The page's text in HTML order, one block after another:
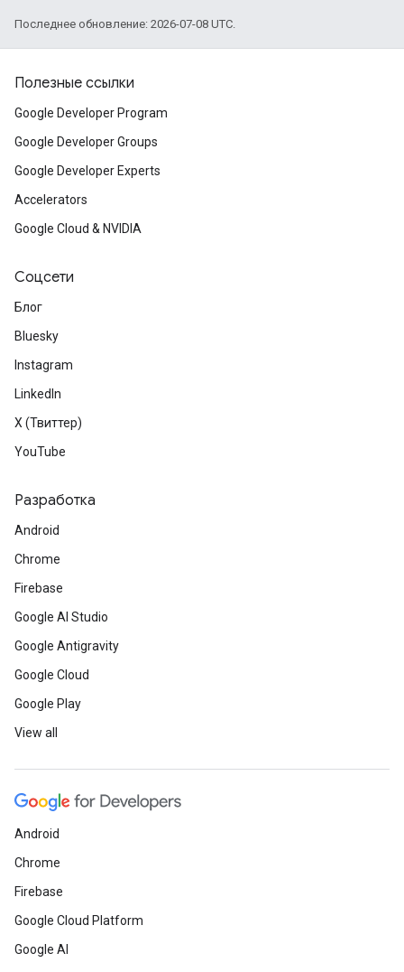
Последнее обновление: 2026-07-08 UTC.
Полезные ссылки
Google Developer Program
Google Developer Groups
Google Developer Experts
Accelerators
Google Cloud & NVIDIA
Соцсети
Блог
Bluesky
Instagram
LinkedIn
X (Твиттер)
YouTube
Разработка
Android
Chrome
Firebase
Google AI Studio
Google Antigravity
Google Cloud
Google Play
View all
Android
Chrome
Firebase
Google Cloud Platform
Google AI